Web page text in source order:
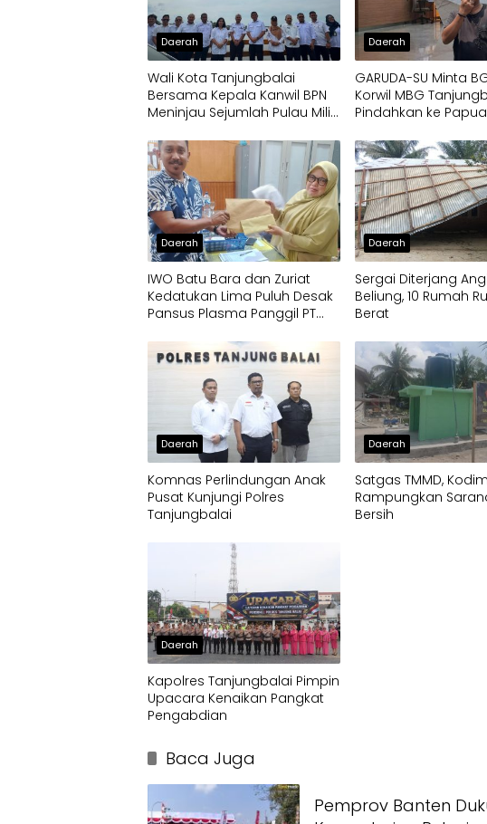
Daerah
Wali Kota Tanjungbalai
Bersama Kepala Kanwil BPN
Meninjau Sejumlah Pulau Milik
Daerah
GARUDA-SU Minta
Korwil MBG
Pindahkan ke Papua
Daerah
IWO Batu Bara dan Zuriat
Kedatukan Lima Puluh Desak
Pansus Plasma Panggil PT
Penyimpangan Penerima
CPCL
Daerah
Sergai Diterjang
Beliung, 10 Rumah
Berat
Daerah
Komnas Perlindungan Anak
Pusat Kunjungi Polres
Tanjungbalai
Daerah
Satgas TMMD,
Rampungkan
Bersih
Daerah
Kapolres Tanjungbalai Pimpin
Upacara Kenaikan Pangkat
Pengabdian
Baca Juga
Pemprov Banten